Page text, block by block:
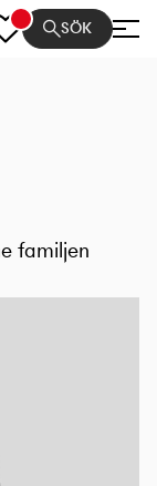
SÖK
familjen